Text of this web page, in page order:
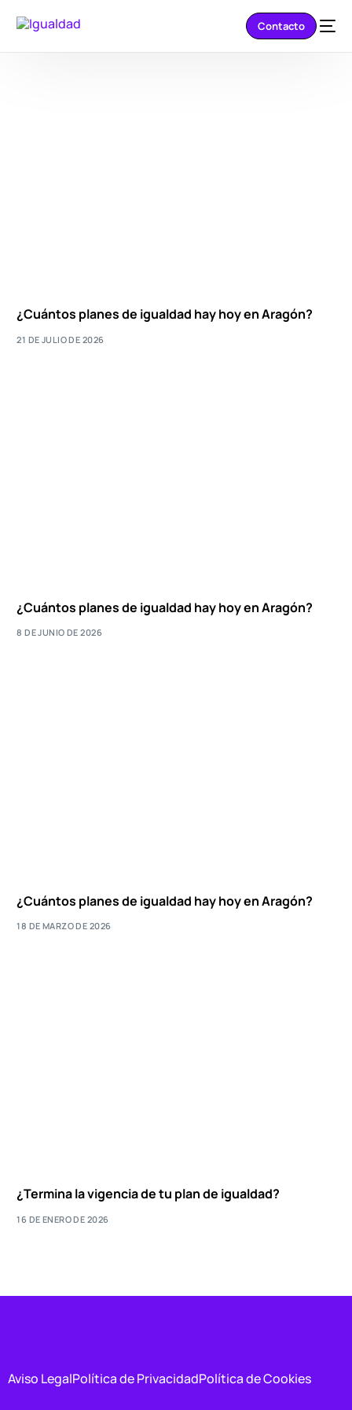
Contacto
¿Cuántos planes de igualdad hay hoy en Aragón?
21 DE JULIO DE 2026
¿Cuántos planes de igualdad hay hoy en Aragón?
8 DE JUNIO DE 2026
¿Cuántos planes de igualdad hay hoy en Aragón?
18 DE MARZO DE 2026
¿Termina la vigencia de tu plan de igualdad?
16 DE ENERO DE 2026
Aviso LegalPolítica de PrivacidadPolítica de Cookies